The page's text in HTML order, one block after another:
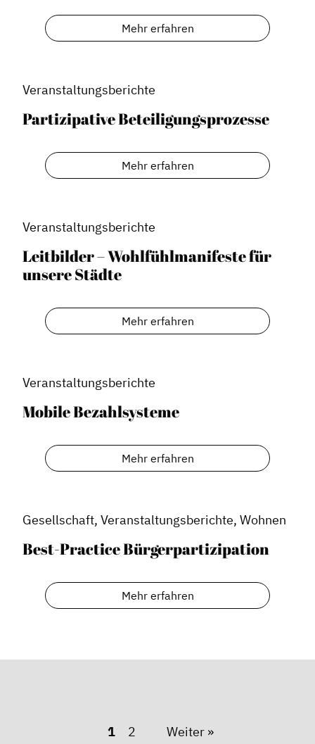
Mehr erfahren
Veranstaltungsberichte
Partizipative Beteiligungsprozesse
Mehr erfahren
Veranstaltungsberichte
Leitbilder – Wohlfühlmanifeste für
unsere Städte
Mehr erfahren
Veranstaltungsberichte
Mobile Bezahlsysteme
Mehr erfahren
Gesellschaft, Veranstaltungsberichte, Wohnen
Best-Practice Bürgerpartizipation
Mehr erfahren
1 2 Weiter »